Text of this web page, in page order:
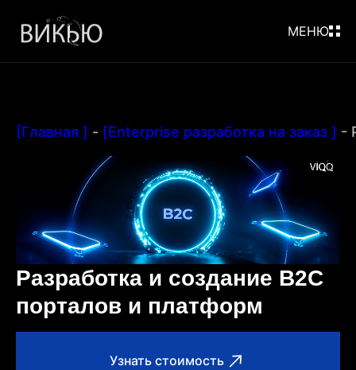
МЕНЮ
[Главная ] - [Enterprise разработка на заказ ] -
Разработка и создание B2C
порталов и платформ
Узнать стоимость